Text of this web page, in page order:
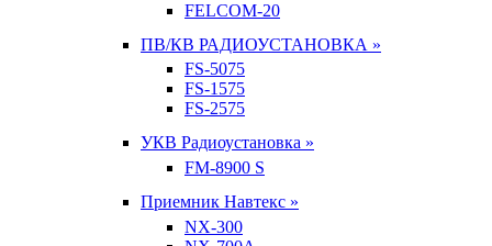
FELCOM-20
ПВ/КВ РАДИОУСТАНОВКА »
FS-5075
FS-1575
FS-2575
УКВ Радиоустановка »
FM-8900 S
Приемник Навтекс »
NX-300